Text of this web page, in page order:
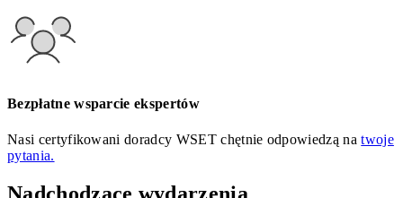
Bezpłatne wsparcie ekspertów
Nasi certyfikowani doradcy WSET chętnie odpowiedzą natwoje
pytania.
Nadchodzące wydarzenia